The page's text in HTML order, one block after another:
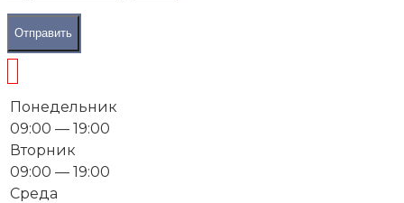
Отправить
Понедельник
09:00 — 19:00
Вторник
09:00 — 19:00
Среда